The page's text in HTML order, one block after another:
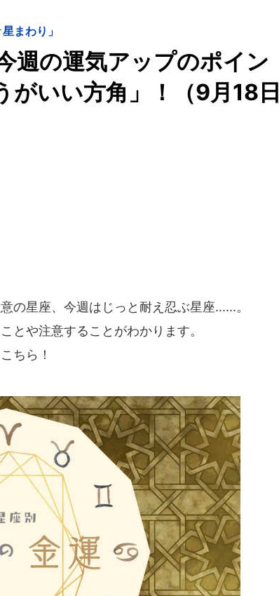
まわり」
週の運気アップのポイン
がいい方角」！（9月18日
の星座、今週はじっと耐え忍ぶ星座......。
とや注意することがわかります。
ちら！